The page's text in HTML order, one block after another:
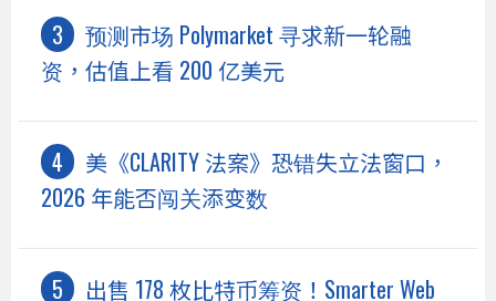
预测市场 Polymarket 寻求新一轮融
资，估值上看 200 亿美元
美《CLARITY 法案》恐错失立法窗口，
2026 年能否闯关添变数
出售 178 枚比特币筹资！Smarter Web